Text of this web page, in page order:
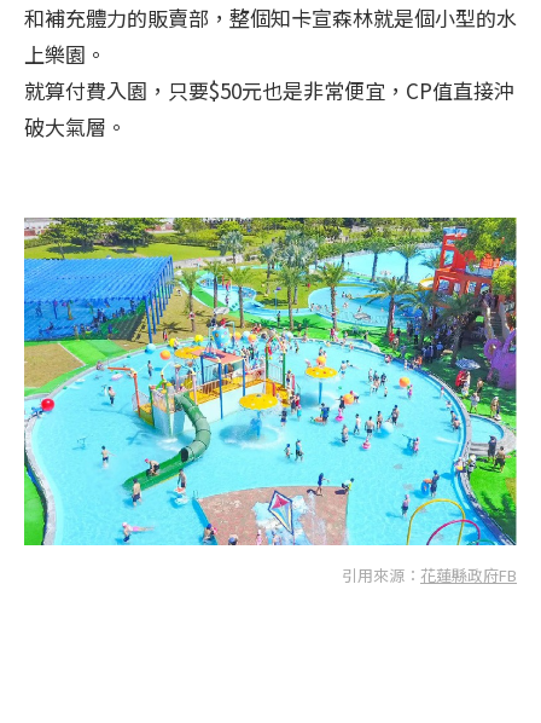
和補充體力的販賣部，整個知卡宣森林就是個小型的水
上樂園。
就算付費入園，只要$50元也是非常便宜，CP值直接沖
破大氣層。
引用來源： 花蓮縣政府FB